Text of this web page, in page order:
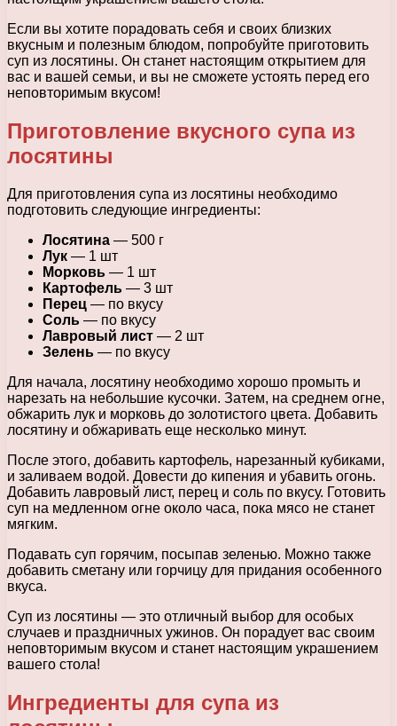
Если вы хотите порадовать себя и своих близких
вкусным и полезным блюдом, попробуйте приготовить
суп из лосятины. Он станет настоящим открытием для
вас и вашей семьи, и вы не сможете устоять перед его
неповторимым вкусом!
Приготовление вкусного супа из
лосятины
Для приготовления супа из лосятины необходимо
подготовить следующие ингредиенты:
Лосятина — 500 г
Лук — 1 шт
Морковь — 1 шт
Картофель — 3 шт
Перец — по вкусу
Соль — по вкусу
Лавровый лист — 2 шт
Зелень — по вкусу
Для начала, лосятину необходимо хорошо промыть и
нарезать на небольшие кусочки. Затем, на среднем огне,
обжарить лук и морковь до золотистого цвета. Добавить
лосятину и обжаривать еще несколько минут.
После этого, добавить картофель, нарезанный кубиками,
и заливаем водой. Довести до кипения и убавить огонь.
Добавить лавровый лист, перец и соль по вкусу. Готовить
суп на медленном огне около часа, пока мясо не станет
мягким.
Подавать суп горячим, посыпав зеленью. Можно также
добавить сметану или горчицу для придания особенного
вкуса.
Суп из лосятины — это отличный выбор для особых
случаев и праздничных ужинов. Он порадует вас своим
неповторимым вкусом и станет настоящим украшением
вашего стола!
Ингредиенты для супа из